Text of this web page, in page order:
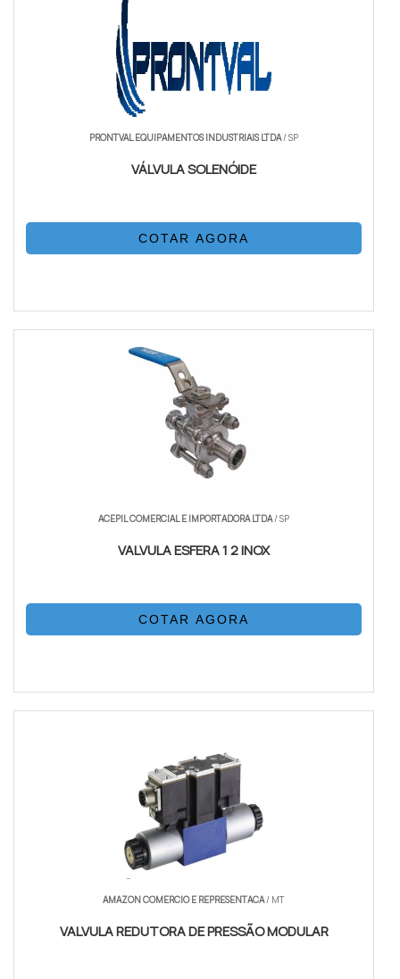
PRONTVAL EQUIPAMENTOS INDUSTRIAIS LTDA/ SP
VÁLVULA SOLENÓIDE
COTAR AGORA
ACEPIL COMERCIAL E IMPORTADORA LTDA/ SP
VALVULA ESFERA 1 2 INOX
COTAR AGORA
AMAZON COMERCIO E REPRESENTACA/ MT
VALVULA REDUTORA DE PRESSÃO MODULAR